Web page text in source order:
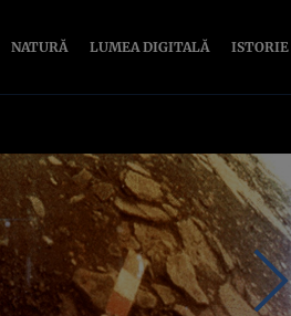
NATURĂ LUMEA DIGITALĂ ISTORIE